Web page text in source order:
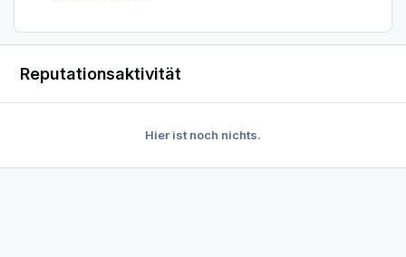
Reputationsaktivität
Hier ist noch nichts.